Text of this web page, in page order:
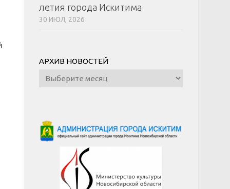
летия города Искитима
30 ИЮЛ, 2026
АРХИВ НОВОСТЕЙ
Архив
новостей